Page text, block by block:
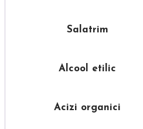
Salatrim
Alcool etilic
Acizi organici